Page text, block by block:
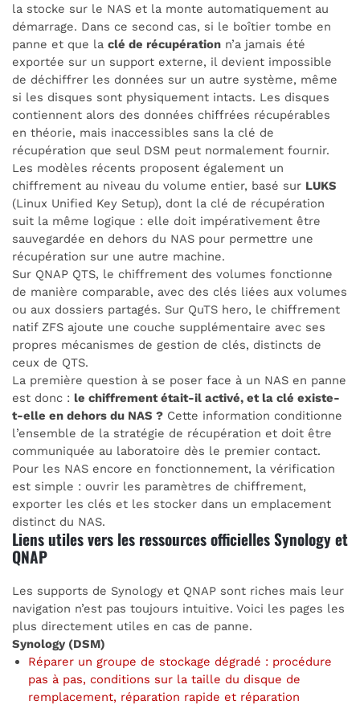
la stocke sur le NAS et la monte automatiquement au
démarrage. Dans ce second cas, si le boîtier tombe en
panne et que la clé de récupération n’a jamais été
exportée sur un support externe, il devient impossible
de déchiffrer les données sur un autre système, même
si les disques sont physiquement intacts. Les disques
contiennent alors des données chiffrées récupérables
en théorie, mais inaccessibles sans la clé de
récupération que seul DSM peut normalement fournir.
Les modèles récents proposent également un
chiffrement au niveau du volume entier, basé sur LUKS
(Linux Unified Key Setup), dont la clé de récupération
suit la même logique : elle doit impérativement être
sauvegardée en dehors du NAS pour permettre une
récupération sur une autre machine.
Sur QNAP QTS, le chiffrement des volumes fonctionne
de manière comparable, avec des clés liées aux volumes
ou aux dossiers partagés. Sur QuTS hero, le chiffrement
natif ZFS ajoute une couche supplémentaire avec ses
propres mécanismes de gestion de clés, distincts de
ceux de QTS.
La première question à se poser face à un NAS en panne
est donc : le chiffrement était-il activé, et la clé existe-
t-elle en dehors du NAS ? Cette information conditionne
l’ensemble de la stratégie de récupération et doit être
communiquée au laboratoire dès le premier contact.
Pour les NAS encore en fonctionnement, la vérification
est simple : ouvrir les paramètres de chiffrement,
exporter les clés et les stocker dans un emplacement
distinct du NAS.
Liens utiles vers les ressources officielles Synology et
QNAP
Les supports de Synology et QNAP sont riches mais leur
navigation n’est pas toujours intuitive. Voici les pages les
plus directement utiles en cas de panne.
Synology (DSM)
Réparer un groupe de stockage dégradé : procédure
pas à pas, conditions sur la taille du disque de
remplacement, réparation rapide et réparation